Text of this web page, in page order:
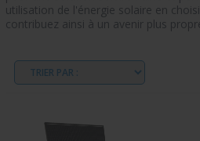
utilisation de l'énergie solaire en
contribuez ainsi à un avenir plus